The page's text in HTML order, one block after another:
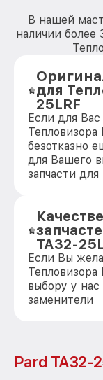
В нашей
наличии
для
25LRF
Если для
Тепловизора
безотказно
для Вашего
запчасти
TA32-
Если Вы
выбору у
заменители
Pard TA32-